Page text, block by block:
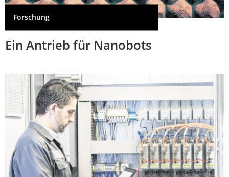
Forschung
Ein Antrieb für Nanobots